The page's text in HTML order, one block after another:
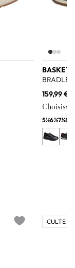
159,99 €
5½6½7½8
CULTE 💎